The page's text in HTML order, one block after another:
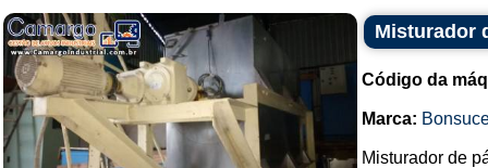
Misturador
Código da
Marca:
Misturador de